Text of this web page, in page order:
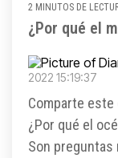
2 MINUTOS DE
¿Por qué el
2022 15:19:37
Comparte este
¿Por qué el
Son preguntas